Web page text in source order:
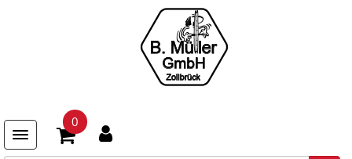
Toggle navigation
0